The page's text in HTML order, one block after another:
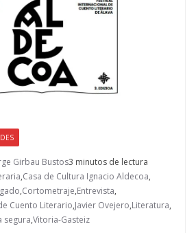
Girbau Bustos3 minutos de lectura
,Casa de Cultura Ignacio Aldecoa,
,Cortometraje,Entrevista,
Cuento Literario,Javier Ovejero,Literatura,
segura,Vitoria-Gasteiz